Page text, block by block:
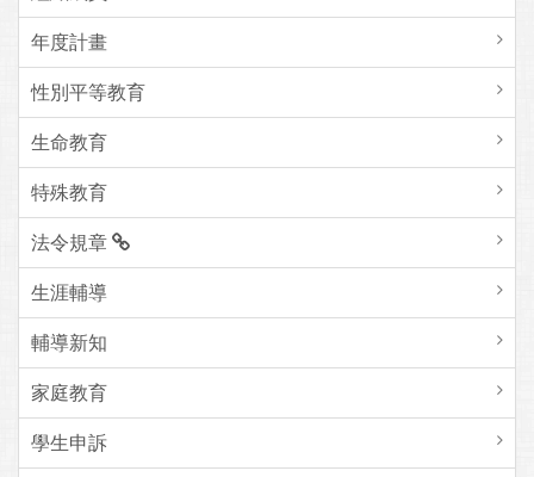
年度計畫
性別平等教育
生命教育
特殊教育
法令規章
生涯輔導
輔導新知
家庭教育
學生申訴